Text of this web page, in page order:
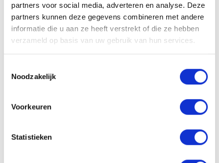
partners voor social media, adverteren en analyse. Deze
partners kunnen deze gegevens combineren met andere
informatie die u aan ze heeft verstrekt of die ze hebben
verzameld op basis van uw gebruik van hun services.
Noodzakelijk
Voorkeuren
Statistieken